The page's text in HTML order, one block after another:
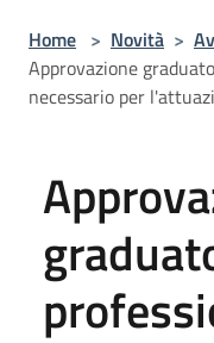
Home > Novità >
Approvazione
necessario per